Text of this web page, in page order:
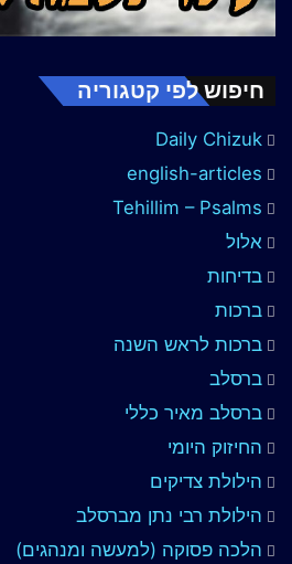
חיפוש לפי קטגוריה
Daily Chizuk
english-articles
Tehillim – Psalms
אלול
בדיחות
ברכות
ברכות לראש השנה
ברסלב
ברסלב מאיר כללי
החיזוק היומי
הילולת צדיקים
הילולת רבי נתן מברסלב
הלכה פסוקה (למעשה ומנהגים)